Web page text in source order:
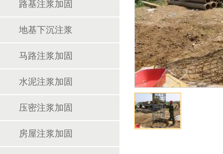
路基注浆加固
地基下沉注浆
马路注浆加固
水泥注浆加固
压密注浆加固
房屋注浆加固